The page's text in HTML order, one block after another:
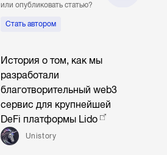
или опубликовать статью?
Стать автором
История о том, как мы
разработали
благотворительный web3
сервис для крупнейшей
DeFi платформы Lido
Unistory